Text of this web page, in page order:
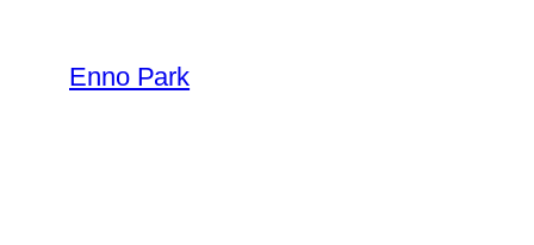
Inhalt
springen
Enno Park